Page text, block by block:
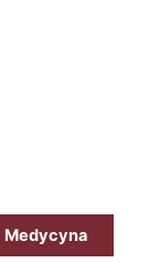
Medycyna